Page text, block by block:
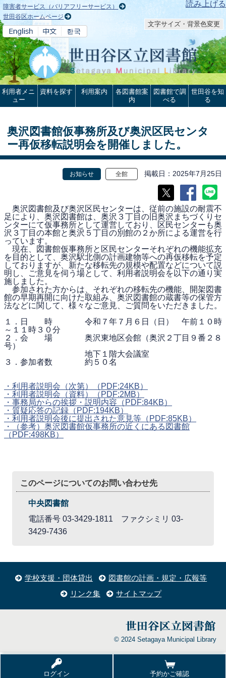
本文へ 読み上げる
障害者サービス（バリアフリーサービス）
世田谷区ホームページ
文字サイズ・背景色変更
ログイン 予約かご確認
利用者メニ
ュー
資料を探す 利用案内
各図書館案
内
図書館で調
べる
世田谷を知
る
奥沢図書館仮事務所及び奥沢区民センタ
ー再仮移転説明会を開催しました。
お知らせ 全館 掲載日 2025年7月25日
奥沢図書館及び奥沢区民センターは、従前の施設の耐震不
足により、奥沢図書館は、奥沢３丁目の旧奥沢まちづくりセ
ンターにて仮事務所として運営しており、区民センターも奥
沢３丁目の本館と奥沢５丁目の別館の２か所による運営を行
っています。
現在、図書館仮事務所と区民センターそれぞれの機能拡充
を目的として、奥沢駅北側の計画建物等への再仮移転を予定
しておりますが、新たな移転先の規模や配置などについて説
明し、ご意見を伺う場として、利用者説明会を以下の通り実
施しました。
参加された方からは、それぞれの移転先の機能、開架図書
館の早期再開に向けた取組み、奥沢図書館の蔵書等の保管方
法などに関して、様々なご意見、ご質問をいただきました。
１．日 時 令和７年７月６日（日） 午前１０時
～１１時３０分
２．会 場 奥沢東地区会館（奥沢２丁目９番２８
号）
地下１階大会議室
３．参加者数 約５０名
・利用者説明会（次第）
（PDF:24KB）
・利用者説明会（資料）
（PDF:2MB）
・事務局からの挨拶・説明内容 （PDF:84KB）
・質疑応答の記録 （PDF:194KB）
・利用者説明会後に提出された意見等 （PDF:85KB）
・（参考）奥沢図書館仮事務所の近くにある図書館
（PDF:498KB）
このページについてのお問い合わせ先
中央図書館
電話番号 03-3429-1811 ファクシミリ 03-
3429-7436
学校支援・団体貸出
図書館の計画・規定・広報等
リンク集
サイトマップ
© 2024 Setagaya Municipal Library